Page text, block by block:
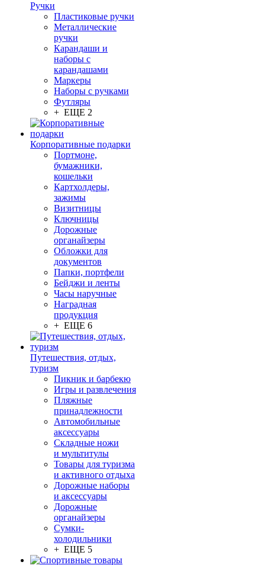
Ручки
Пластиковые ручки
Металлические
ручки
Карандаши и
наборы с
карандашами
Маркеры
Наборы с ручками
Футляры
+ ЕЩЕ 2
Корпоративные подарки
Портмоне,
бумажники,
кошельки
Картхолдеры,
зажимы
Визитницы
Ключницы
Дорожные
органайзеры
Обложки для
документов
Папки, портфели
Бейджи и ленты
Часы наручные
Наградная
продукция
+ ЕЩЕ 6
Путешествия, отдых,
туризм
Пикник и барбекю
Игры и развлечения
Пляжные
принадлежности
Автомобильные
аксессуары
Складные ножи
и мультитулы
Товары для туризма
и активного отдыха
Дорожные наборы
и аксессуары
Дорожные
органайзеры
Сумки-
холодильники
+ ЕЩЕ 5